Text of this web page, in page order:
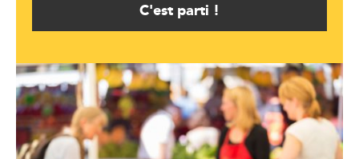
C'est parti !